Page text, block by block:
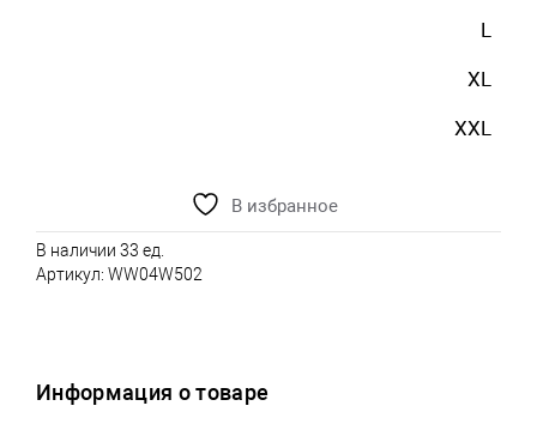
L
XL
XXL
В избранное
В наличии 33 ед.
Артикул: WW04W502
Информация о товаре